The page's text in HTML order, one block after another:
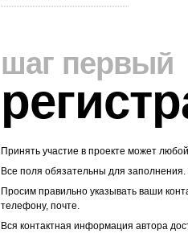
шаг первый
Принять участие в проекте может
Все поля обязательны для заполнения.
Просим правильно указывать ваши
телефону, почте.
Вся контактная информация автора